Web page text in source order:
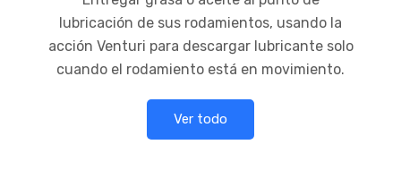
lubricación de sus rodamientos, usando la
acción Venturi para descargar lubricante solo
cuando el rodamiento está en movimiento.
Ver todo